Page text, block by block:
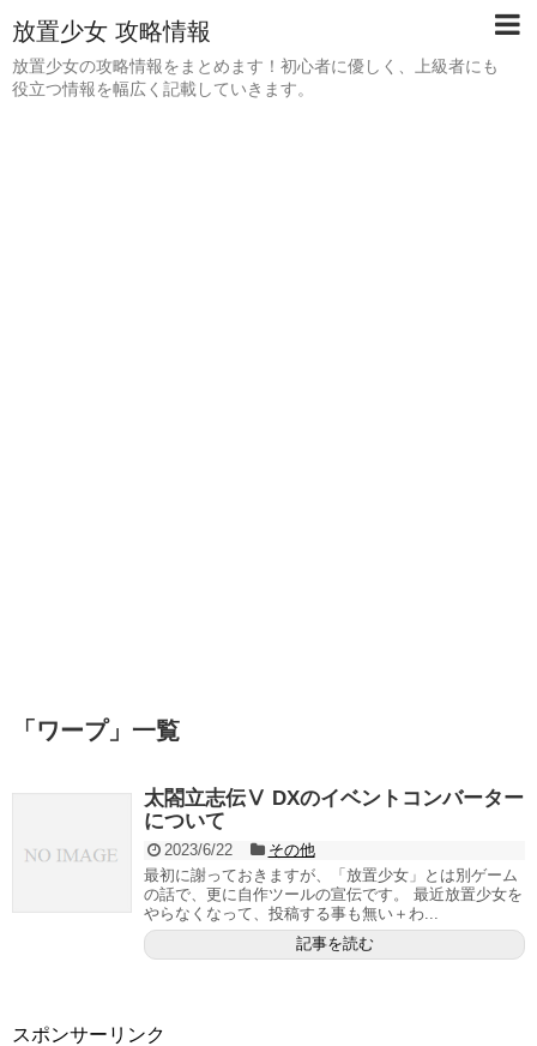
放置少女 攻略情報
放置少女の攻略情報をまとめます！初心者に優しく、上級者にも
役立つ情報を幅広く記載していきます。
「 ワープ」 一覧
太閤立志伝Ⅴ DXのイベントコンバーター
について
2023/6/22
その他
最初に謝っておきますが、「放置少女」とは別ゲーム
の話で、更に自作ツールの宣伝です。 最近放置少女を
やらなくなって、投稿する事も無い＋わ...
記事を読む
スポンサーリンク